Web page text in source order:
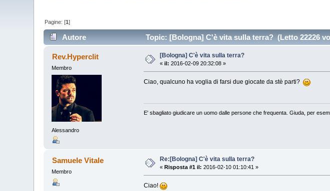
Pagine: [1]
Autore Topic: [Bologna] C'è vita sulla terra? (Letto 22226
Rev.Hyperclit
Membro
Alessandro
[Bologna] C'è vita sulla terra?
«il: 2016-02-09 20:32:08 »
Ciao, qualcuno ha voglia di farsi due giocate da stè parti?
E' sbagliato giudicare un uomo dalle persone che frequenta. Giuda, per
Samuele Vitale
Membro
Re:[Bologna] C'è vita sulla terra?
«Risposta #1 il: 2016-02-10 01:10:41 »
Ciao!